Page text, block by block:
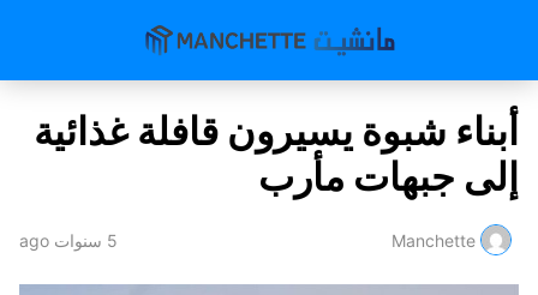
أبناء شبوة يسيرون قافلة غذائية
إلى جبهات مأرب
Manchette 5 سنوات ago